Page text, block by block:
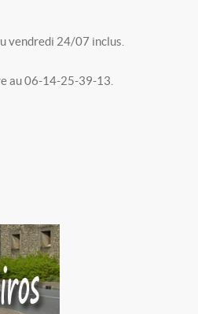
vendredi 24/07 inclus.
au 06-14-25-39-13.